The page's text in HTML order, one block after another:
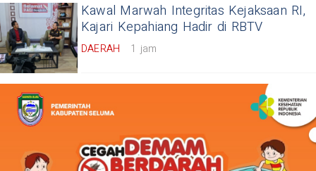
Kawal Marwah Integritas Kejaksaan RI,
Kajari Kepahiang Hadir di RBTV
DAERAH 1 jam